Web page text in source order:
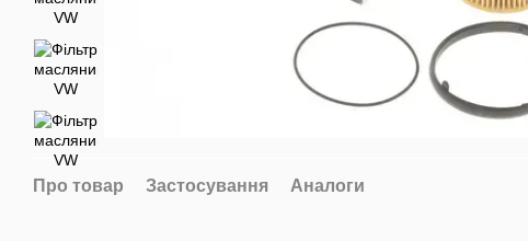
Про товар Застосування Аналоги